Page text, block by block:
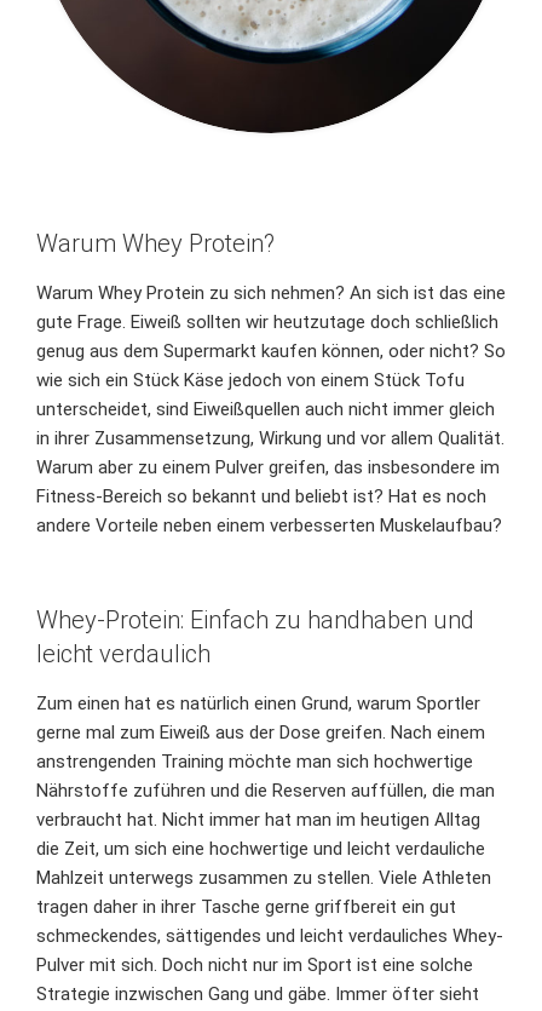
Warum Whey Protein?
Warum Whey Protein zu sich nehmen? An sich ist das eine
gute Frage. Eiweiß sollten wir heutzutage doch schließlich
genug aus dem Supermarkt kaufen können, oder nicht? So
wie sich ein Stück Käse jedoch von einem Stück Tofu
unterscheidet, sind Eiweißquellen auch nicht immer gleich
in ihrer Zusammensetzung, Wirkung und vor allem Qualität.
Warum aber zu einem Pulver greifen, das insbesondere im
Fitness-Bereich so bekannt und beliebt ist? Hat es noch
andere Vorteile neben einem verbesserten Muskelaufbau?
Whey-Protein: Einfach zu handhaben und
leicht verdaulich
Zum einen hat es natürlich einen Grund, warum Sportler
gerne mal zum Eiweiß aus der Dose greifen. Nach einem
anstrengenden Training möchte man sich hochwertige
Nährstoffe zuführen und die Reserven auffüllen, die man
verbraucht hat. Nicht immer hat man im heutigen Alltag
die Zeit, um sich eine hochwertige und leicht verdauliche
Mahlzeit unterwegs zusammen zu stellen. Viele Athleten
tragen daher in ihrer Tasche gerne griffbereit ein gut
schmeckendes, sättigendes und leicht verdauliches Whey-
Pulver mit sich. Doch nicht nur im Sport ist eine solche
Strategie inzwischen Gang und gäbe. Immer öfter sieht